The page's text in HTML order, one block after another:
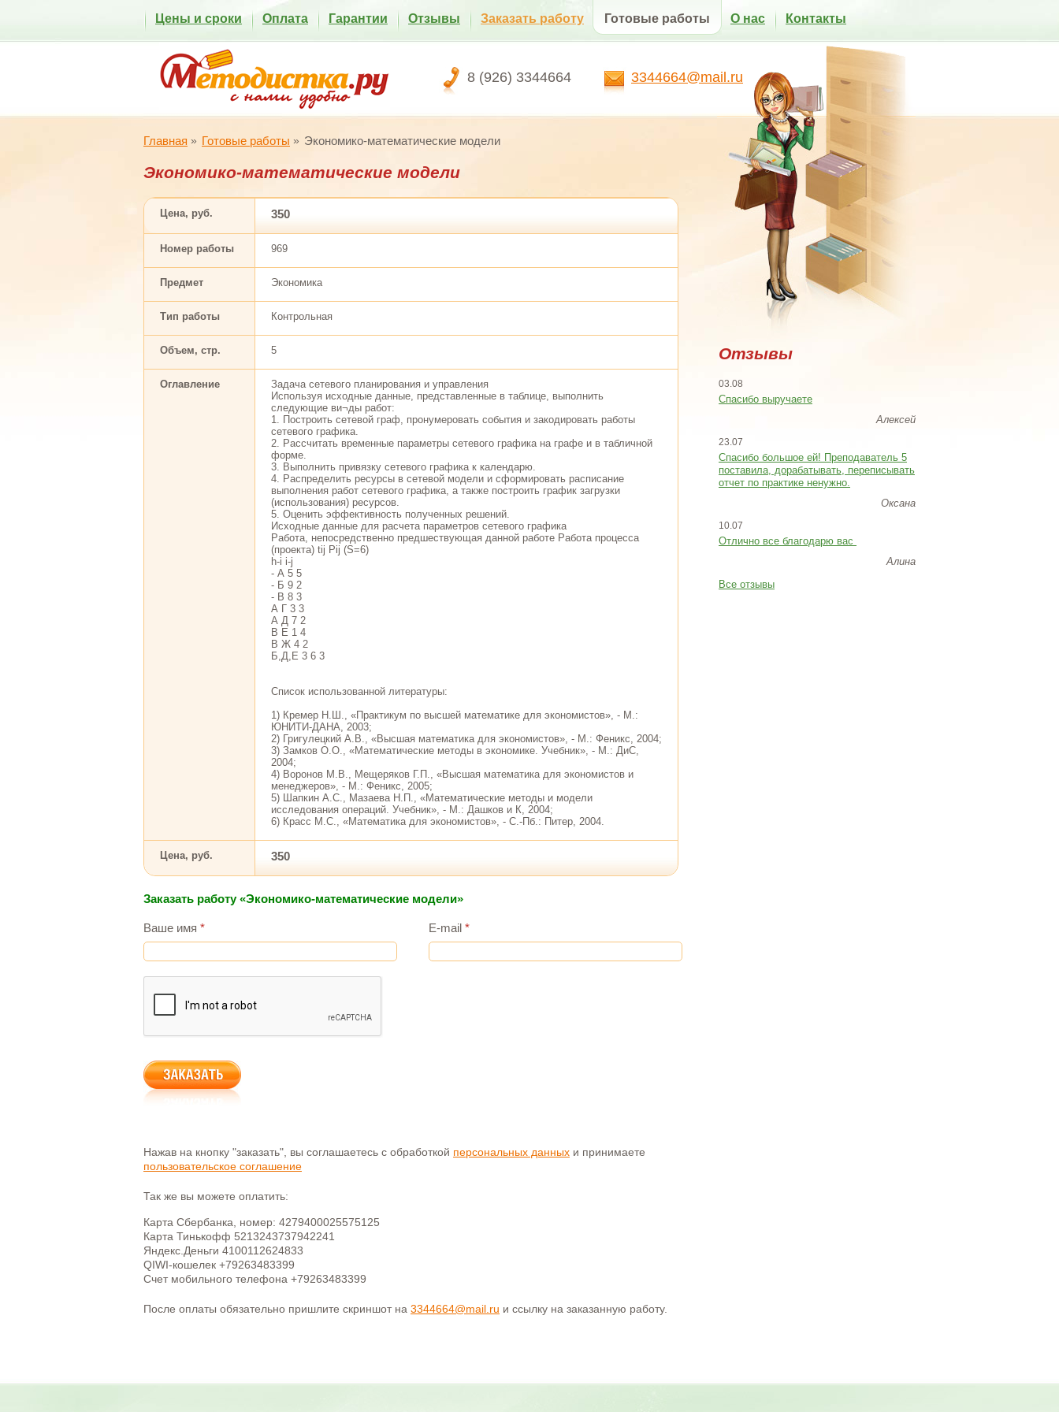
8 (926) 3344664 3344664@mail.ru
Цены и сроки Оплата Гарантии Отзывы Заказать работу Готовые работы О нас Контакты
Главная Готовые работы Экономико-математические модели
Экономико-математические модели
Цена, руб. 350
Номер работы 969
Предмет Экономика
Тип работы Контрольная
Объем, стр. 5
Оглавление
Задача сетевого планирования и управления
Используя исходные данные, представленные в таблице, выполнить
следующие ви¬ды работ:
1. Построить сетевой граф, пронумеровать события и закодировать работы
сетевого графика.
2. Рассчитать временные параметры сетевого графика на графе и в табличной
форме.
3. Выполнить привязку сетевого графика к календарю.
4. Распределить ресурсы в сетевой модели и сформировать расписание
выполнения работ сетевого графика, а также построить график загрузки
(использования) ресурсов.
5. Оценить эффективность полученных решений.
Исходные данные для расчета параметров сетевого графика
Работа, непосредственно предшествующая данной работе Работа процесса
(проекта) tij Pij (S=6)
h-i i-j
- А 5 5
- Б 9 2
- В 8 3
А Г 3 3
А Д 7 2
В Е 1 4
В Ж 4 2
Б,Д,Е 3 6 3
Список использованной литературы:
1) Кремер Н.Ш., «Практикум по высшей математике для экономистов», - М.:
ЮНИТИ-ДАНА, 2003;
2) Григулецкий А.В., «Высшая математика для экономистов», - М.: Феникс, 2004;
3) Замков О.О., «Математические методы в экономике. Учебник», - М.: ДиС,
2004;
4) Воронов М.В., Мещеряков Г.П., «Высшая математика для экономистов и
менеджеров», - М.: Феникс, 2005;
5) Шапкин А.С., Мазаева Н.П., «Математические методы и модели
исследования операций. Учебник», - М.: Дашков и К, 2004;
6) Красс М.С., «Математика для экономистов», - С.-Пб.: Питер, 2004.
Цена, руб. 350
Заказать работу «Экономико-математические модели»
Ваше имя * E-mail *
Нажав на кнопку "заказать", вы соглашаетесь с обработкой персональных данных и принимаете
пользовательское соглашение
Так же вы можете оплатить:
Карта Сбербанка, номер: 4279400025575125
Карта Тинькофф 5213243737942241
Яндекс.Деньги 4100112624833
QIWI-кошелек +79263483399
Счет мобильного телефона +79263483399
После оплаты обязательно пришлите скриншот на 3344664@mail.ru и ссылку на заказанную работу.
Отзывы
03.08
Спасибо выручаете
Алексей
23.07
Cпасибо большое ей! Преподаватель 5
поставила, дорабатывать, переписывать
отчет по практике ненужно.
Оксана
10.07
Отлично все благодарю вас
Алина
Все отзывы